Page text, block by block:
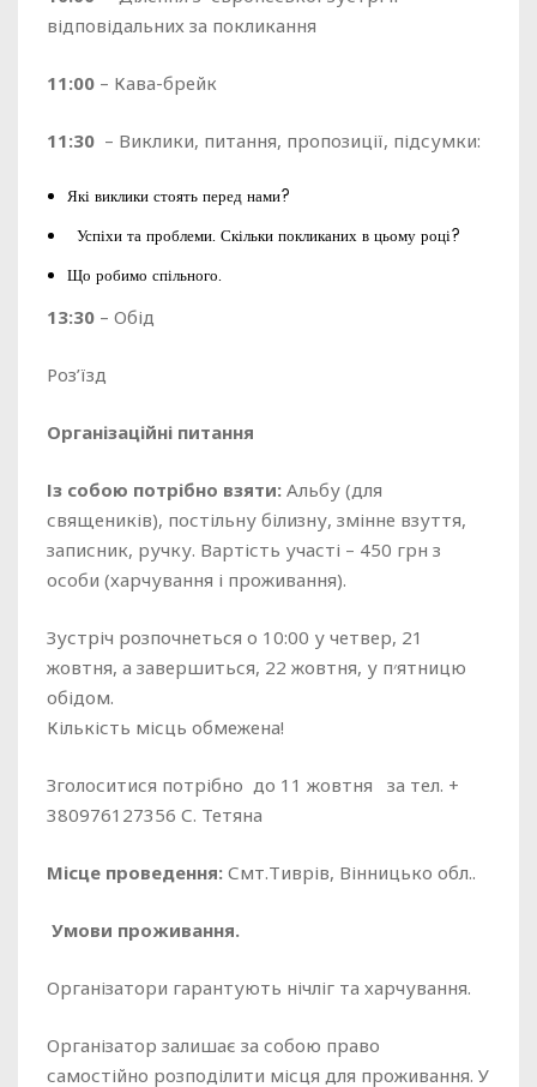
відповідальних за покликання
11:00 – Кава-брейк
11:30 – Виклики, питання, пропозиції, підсумки:
Які виклики стоять перед нами?
Успіхи та проблеми. Скільки покликаних в цьому році?
Що робимо спільного.
13:30 – Обід
Роз’їзд
Організаційні питання
Із собою потрібно взяти: Альбу (для
священиків), постільну білизну, змінне взуття,
записник, ручку. Вартість участі – 450 грн з
особи (харчування і проживання).
Зустріч розпочнеться о 10:00 у четвер, 21
жовтня, а завершиться, 22 жовтня, у п׳ятницю
обідом.
Кількість місць обмежена!
Зголоситися потрібно до 11 жовтня за тел. +
380976127356 С. Тетяна
Місце проведення: Смт.Тиврів, Вінницько обл..
Умови проживання.
Організатори гарантують нічліг та харчування.
Організатор залишає за собою право
самостійно розподілити місця для проживання. У